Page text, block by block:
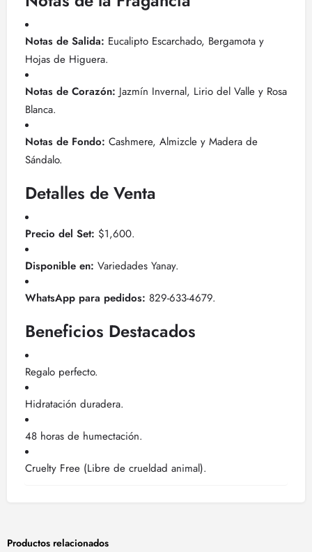
Notas de Salida: Eucalipto Escarchado, Bergamota y
Hojas de Higuera.
Notas de Corazón: Jazmín Invernal, Lirio del Valle y Rosa
Blanca.
Notas de Fondo: Cashmere, Almizcle y Madera de
Sándalo.
Detalles de Venta
Precio del Set: $1,600.
Disponible en: Variedades Yanay.
WhatsApp para pedidos: 829-633-4679.
Beneficios Destacados
Regalo perfecto.
Hidratación duradera.
48 horas de humectación.
Cruelty Free (Libre de crueldad animal).
Productos relacionados